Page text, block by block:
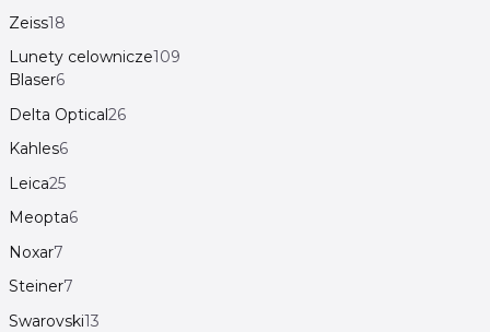
Zeiss18
Lunety celownicze109
Blaser6
Delta Optical26
Kahles6
Leica25
Meopta6
Noxar7
Steiner7
Swarovski13